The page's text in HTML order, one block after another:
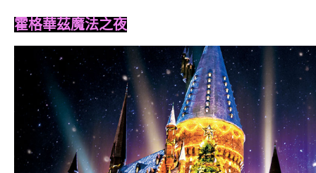
霍格華茲魔法之夜